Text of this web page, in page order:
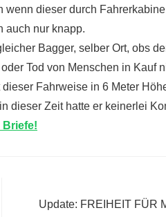
dieser durch
auch nur knapp.
Bagger, selber Ort, obs
Tod von Menschen in Kauf
Fahrweise in 6 Meter
dieser Zeit hatte er keinerlei
Briefe!
Update: FREIHEIT FÜR